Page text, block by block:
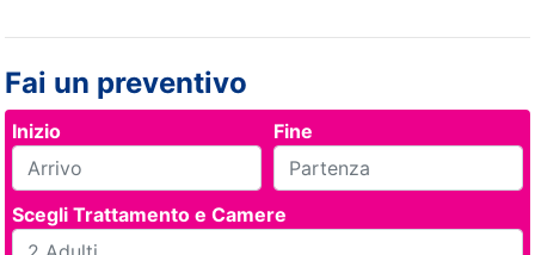
Fai un preventivo
Inizio Fine
Scegli Trattamento e Camere